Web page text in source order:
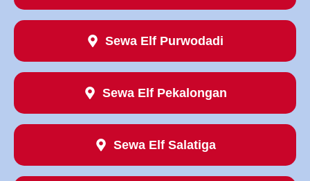
Sewa Elf Purwodadi
Sewa Elf Pekalongan
Sewa Elf Salatiga